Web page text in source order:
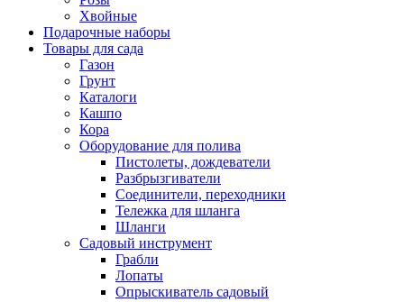
Хвойные
Подарочные наборы
Товары для сада
Газон
Грунт
Каталоги
Кашпо
Кора
Оборудование для полива
Пистолеты, дождеватели
Разбрызгиватели
Соединители, переходники
Тележка для шланга
Шланги
Садовый инструмент
Грабли
Лопаты
Опрыскиватель садовый